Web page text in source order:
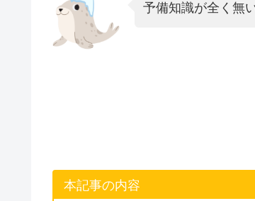
予備知識が全く無
本記事の内容